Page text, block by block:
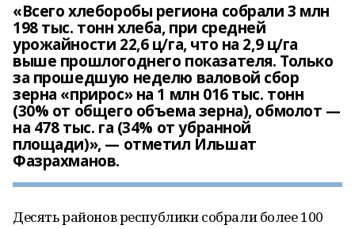
«Всего хлеборобы региона собрали 3 млн
198 тыс. тонн хлеба, при средней
урожайности 22,6 ц/га, что на 2,9 ц/га
выше прошлогоднего показателя. Только
за прошедшую неделю валовой сбор
зерна «прирос» на 1 млн 016 тыс. тонн
(30% от общего объема зерна), обмолот —
на 478 тыс. га (34% от убранной
площади)», — отметил Ильшат
Фазрахманов.
Десять районов республики собрали более 100